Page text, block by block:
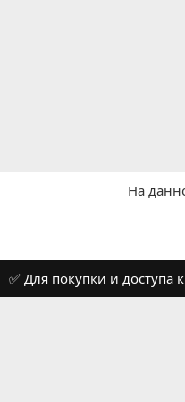
Russian (RU)
На
✅ Для покупки и доступа